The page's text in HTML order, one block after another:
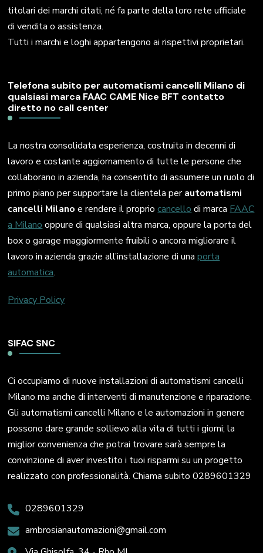
titolari dei marchi citati, né fa parte della loro rete ufficiale
di vendita o assistenza.
Tutti i marchi e loghi appartengono ai rispettivi proprietari.
Telefona subito per automatismi cancelli Milano di
qualsiasi marca FAAC CAME Nice BFT contatto
diretto no call center
La nostra consolidata esperienza, costruita in decenni di
lavoro e costante aggiornamento di tutte le persone che
collaborano in azienda, ha consentito di assumere un ruolo di
primo piano per supportare la clientela perautomatismi
cancelli Milano e rendere il propriocancello di marca FAAC
a Milano oppure di qualsiasi altra marca, oppure la porta del
box o garage maggiormente fruibili o ancora migliorare il
lavoro in azienda grazie all’installazione di unaporta
automatica.
Privacy Policy
SIFAC SNC
Ci occupiamo di nuove installazioni di automatismi cancelli
Milano ma anche di interventi di manutenzione e riparazione.
Gli automatismi cancelli Milano e le automazioni in genere
possono dare grande sollievo alla vita di tutti i giorni; la
miglior convenienza che potrai trovare sarà sempre la
convinzione di aver investito i tuoi risparmi su un progetto
realizzato con professionalità. Chiama subito 0289601329
0289601329
ambrosianautomazioni@gmail.com